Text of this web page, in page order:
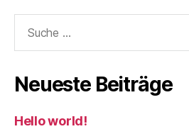
nach:
Neueste Beiträge
Hello world!